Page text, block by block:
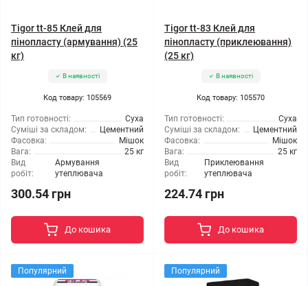
Tigor tt-85 Клей для
пінопласту (армування) (25
кг)
В наявності
Код товару: 105569
Тип готовності:
Суха
Суміші за складом:
Цементний
Фасовка:
Мішок
Вага:
25 кг
Вид
робіт:
Армування
утеплювача
300.54 грн
До кошика
Tigor tt-83 Клей для
пінопласту (приклеювання)
(25 кг)
В наявності
Код товару: 105570
Тип готовності:
Суха
Суміші за складом:
Цементний
Фасовка:
Мішок
Вага:
25 кг
Вид
робіт:
Приклеювання
утеплювача
224.74 грн
До кошика
Популярний Популярний